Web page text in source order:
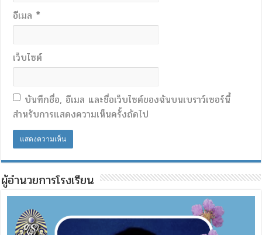
อีเมล *
เว็บไซต์
บันทึกชื่อ, อีเมล และชื่อเว็บไซต์ของฉันบนเบราว์เซอร์นี้
สำหรับการแสดงความเห็นครั้งถัดไป
ผู้อำนวยการโรงเรียน